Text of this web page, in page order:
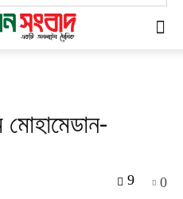
মোহামেডান-
0
9